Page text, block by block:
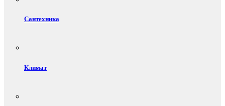
Сантехника
Климат